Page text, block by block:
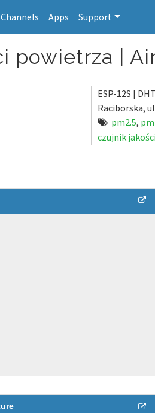
Channels Apps Support
powietrza |
ESP-12S |
Raciborska,
pm2.5,
czujnik